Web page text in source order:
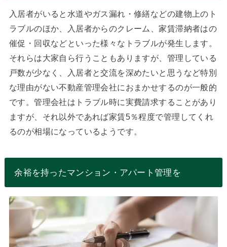
入居者がいると水道やガス漏れ・修繕などの建物上のト
ラブルのほか、入居者からのクレーム、家賃滞納者はの
催促・回収などといった様々なトラブルが発生します。
それらは大家自ら行うこともありますが、管理している
戸数が少なく、入居者と交流を深めたいと思うなど特別
な理由がない不動産管理会社におまかせするのが一般的
です。管理会社はトラブル時に実費請求することがあり
ますが、それ以外であれば家賃5％程度で管理してくれ
るのが相場になっているようです。
余裕を持ったマンション・アパート管理を